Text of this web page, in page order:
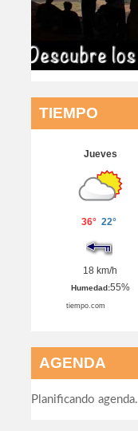
TIEMPO
AGENDA
Planificando agenda.